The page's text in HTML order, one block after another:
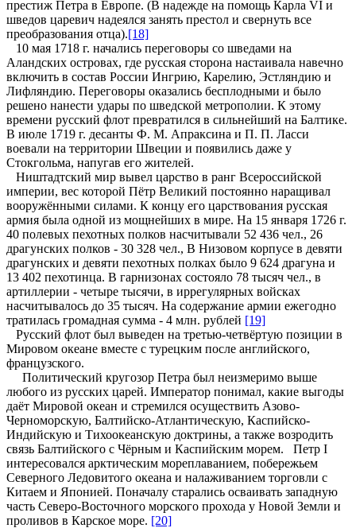
престиж Петра в Европе. (В надежде на помощь Карла VI и
шведов царевич надеялся занять престол и свернуть все
преобразования отца).[18]
10 мая 1718 г. начались переговоры со шведами на
Аландских островах, где русская сторона настаивала навечно
включить в состав России Ингрию, Карелию, Эстляндию и
Лифляндию. Переговоры оказались бесплодными и было
решено нанести удары по шведской метрополии. К этому
времени русский флот превратился в сильнейший на Балтике.
В июле 1719 г. десанты Ф. М. Апраксина и П. П. Ласси
воевали на территории Швеции и появились даже у
Стокгольма, напугав его жителей.
Ништадтский мир вывел царство в ранг Всероссийской
империи, вес которой Пётр Великий постоянно наращивал
вооружёнными силами. К концу его царствования русская
армия была одной из мощнейших в мире. На 15 января 1726 г.
40 полевых пехотных полков насчитывали 52 436 чел., 26
драгунских полков - 30 328 чел., В Низовом корпусе в девяти
драгунских и девяти пехотных полках было 9 624 драгуна и
13 402 пехотинца. В гарнизонах состояло 78 тысяч чел., в
артиллерии - четыре тысячи, в иррегулярных войсках
насчитывалось до 35 тысяч. На содержание армии ежегодно
тратилась громадная сумма - 4 млн. рублей [19]
Русский флот был выведен на третью-четвёртую позиции в
Мировом океане вместе с турецким после английского,
французского.
Политический кругозор Петра был неизмеримо выше
любого из русских царей. Император понимал, какие выгоды
даёт Мировой океан и стремился осуществить Азово-
Черноморскую, Балтийско-Атлантическую, Каспийско-
Индийскую и Тихоокеанскую доктрины, а также возродить
связь Балтийского с Чёрным и Каспийским морем. Петр I
интересовался арктическим мореплаванием, побережьем
Северного Ледовитого океана и налаживанием торговли с
Китаем и Японией. Поначалу старались осваивать западную
часть Северо-Восточного морского прохода у Новой Земли и
проливов в Карское море. [20]